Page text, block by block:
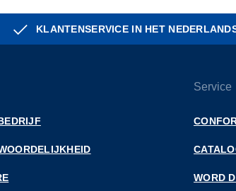
KLANTENSERVICE IN HET
Service
WORD